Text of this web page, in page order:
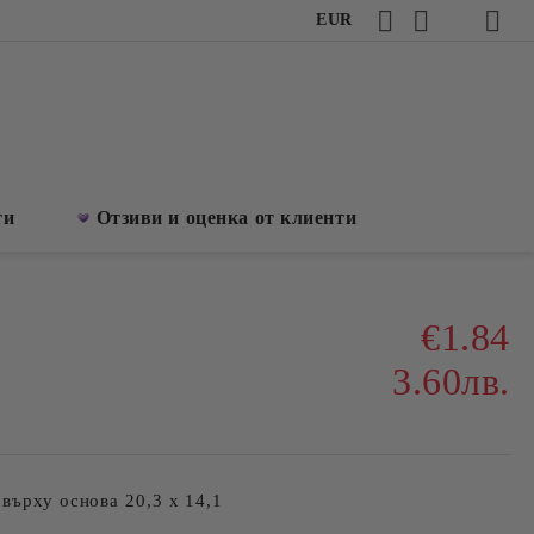
EUR
Отзиви и оценка от клиенти
€1.84
3.60лв.
основа 20,3 х 14,1